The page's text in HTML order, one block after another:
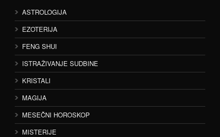
ASTROLOGIJA
EZOTERIJA
FENG SHUI
ISTRAŽIVANJE SUDBINE
KRISTALI
MAGIJA
MESEČNI HOROSKOP
MISTERIJE